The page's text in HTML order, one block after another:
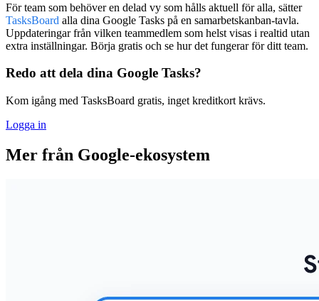
För team som behöver en delad vy som hålls aktuell för alla, sätter
TasksBoard alla dina Google Tasks på en samarbetskanban-tavla.
Uppdateringar från vilken teammedlem som helst visas i realtid utan
extra inställningar. Börja gratis och se hur det fungerar för ditt team.
Redo att dela dina Google Tasks?
Kom igång med TasksBoard gratis, inget kreditkort krävs.
Logga in
Mer från Google-ekosystem